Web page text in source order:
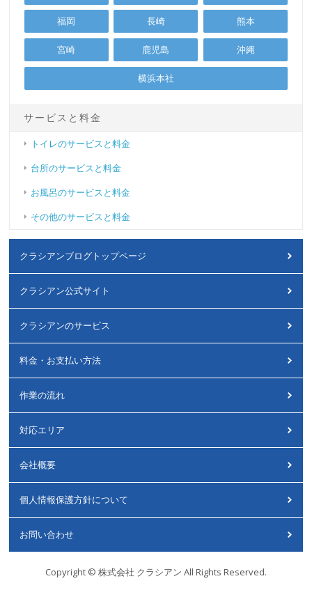
福岡 長崎 熊本
宮崎 鹿児島 沖縄
横浜本社
サービスと料金
トイレのサービスと料金
台所のサービスと料金
お風呂のサービスと料金
その他のサービスと料金
クラシアンブログトップページ
クラシアン公式サイト
クラシアンのサービス
料金・お支払い方法
作業の流れ
対応エリア
会社概要
個人情報保護方針について
お問い合わせ
Copyright © 株式会社 クラシアン All Rights Reserved.